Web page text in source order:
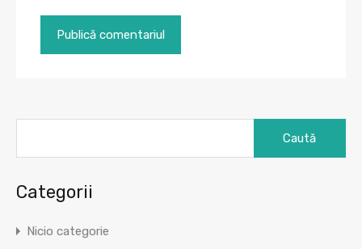
Categorii
Nicio categorie